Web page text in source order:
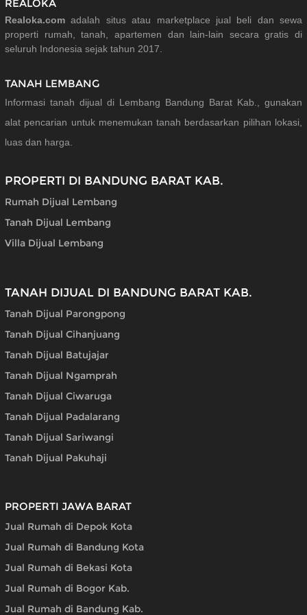
REALOKA
Realoka.com adalah situs atau marketplace jual beli dan sewa
properti rumah, tanah, apartemen dan lain-lain secara gratis di
seluruh Indonesia sejak tahun 2017.
TANAH LEMBANG
Informasi tanah dijual di Lembang Bandung Barat Kab., gunakan
alat pencarian untuk menemukan tanah berdasarkan pilihan lokasi,
luas dan harga.
PROPERTI DI BANDUNG BARAT KAB.
Rumah Dijual Lembang
Tanah Dijual Lembang
Villa Dijual Lembang
TANAH DIJUAL DI BANDUNG BARAT KAB.
Tanah Dijual Parongpong
Tanah Dijual Cihanjuang
Tanah Dijual Batujajar
Tanah Dijual Ngamprah
Tanah Dijual Ciwaruga
Tanah Dijual Padalarang
Tanah Dijual Sariwangi
Tanah Dijual Pakuhaji
PROPERTI JAWA BARAT
Jual Rumah di Depok Kota
Jual Rumah di Bandung Kota
Jual Rumah di Bekasi Kota
Jual Rumah di Bogor Kab.
Jual Rumah di Bandung Kab.